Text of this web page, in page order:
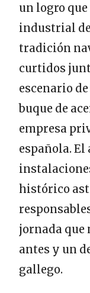
un logro
industrial
tradición
curtidos
escenario
buque de
empresa
española. El
histórico
jornada que
antes y un
gallego.